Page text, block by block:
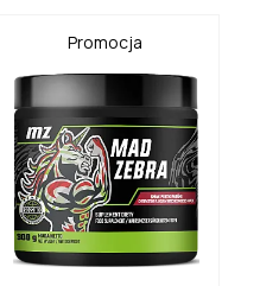
Promocja